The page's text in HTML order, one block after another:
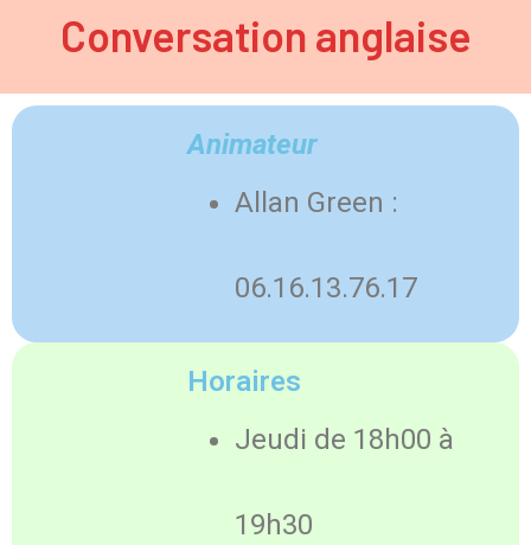
Conversation anglaise
Animateur
Allan Green :
06.16.13.76.17
Horaires
Jeudi de 18h00 à
19h30